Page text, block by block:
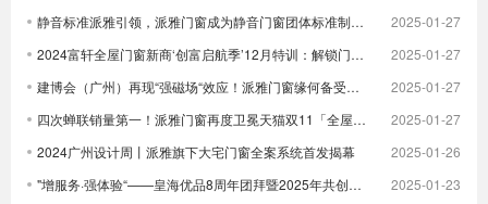
静音标准派雅引领，派雅门窗成为静音门窗团体标准制定者
2025-01-27
2024富轩全屋门窗新商‘创富启航季’12月特训：解锁门窗界新航海图，共铸辉煌未来篇章
2025-01-27
建博会（广州）再现“强磁场“效应！派雅门窗缘何备受青睐？
2025-01-27
四次蝉联销量第一！派雅门窗再度卫冕天猫双11「全屋定制窗类目全周期热销第一」
2025-01-27
2024广州设计周丨派雅旗下大宅门窗全案系统首发揭幕
2025-01-26
"增服务·强体验“——皇海优品8周年团拜暨2025年共创大会圆满举行
2025-01-23